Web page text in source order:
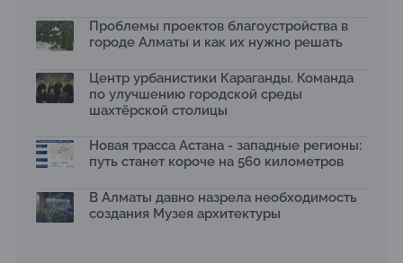
2026 принимает заявки до 31 июля
13.07.2026
темой новой выставки в «Целинном»
13.07.2026
Қазақстан»: воспитанники подарили вторую жизнь
отходам
08.07.2026
Ко Дню столицы в Нуре благоустроили шесть
общественных пространств
06.07.2026
Проблемы проектов благоустройства в
городе Алматы и как их нужно решать
Центр урбанистики Караганды. Команда
по улучшению городской среды
шахтёрской столицы
Новая трасса Астана - западные регионы:
путь станет короче на 560 километров
В Алматы давно назрела необходимость
создания Музея архитектуры